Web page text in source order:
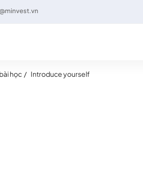
học Introduce yourself